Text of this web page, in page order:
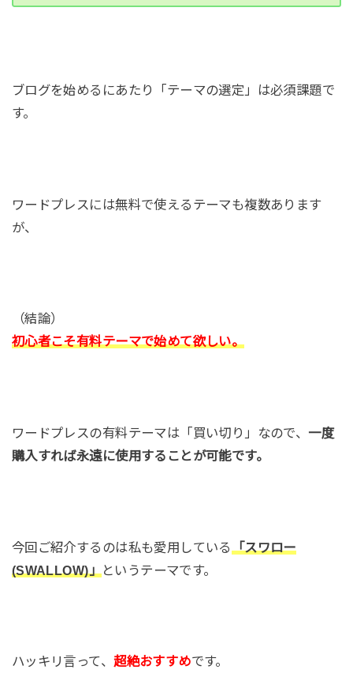
ブログを始めるにあたり「テーマの選定」は必須課題で
す。
ワードプレスには無料で使えるテーマも複数あります
が、
（結論）
初心者こそ有料テーマで始めて欲しい。
ワードプレスの有料テーマは「買い切り」なので、 一度
購入すれば永遠に使用することが可能です。
今回ご紹介するのは私も愛用している「スワロー
(SWALLOW)」というテーマです。
ハッキリ言って、超絶おすすめです。